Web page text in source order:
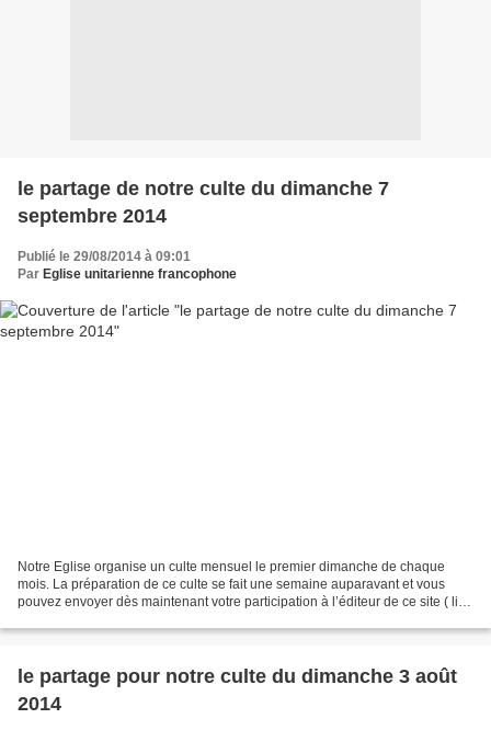
le partage de notre culte du dimanche 7
septembre 2014
Publié le 29/08/2014 à 09:01
Par Eglise unitarienne francophone
Notre Eglise organise un culte mensuel le premier dimanche de chaque
mois. La préparation de ce culte se fait une semaine auparavant et vous
pouvez envoyer dès maintenant votre participation à l’éditeur de ce site ( lien
le partage pour notre culte du dimanche 3 août
2014